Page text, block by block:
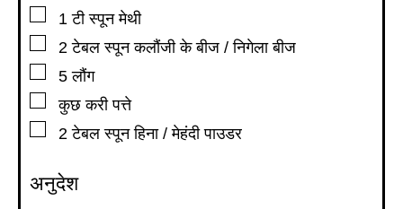
▢
1 टी स्पून मेथी
▢
2 टेबल स्पून कलौंजी के बीज / निगेला बीज
▢
5 लौंग
▢
कुछ करी पत्ते
▢
2 टेबल स्पून हिना / मेहंदी पाउडर
अनुदेश